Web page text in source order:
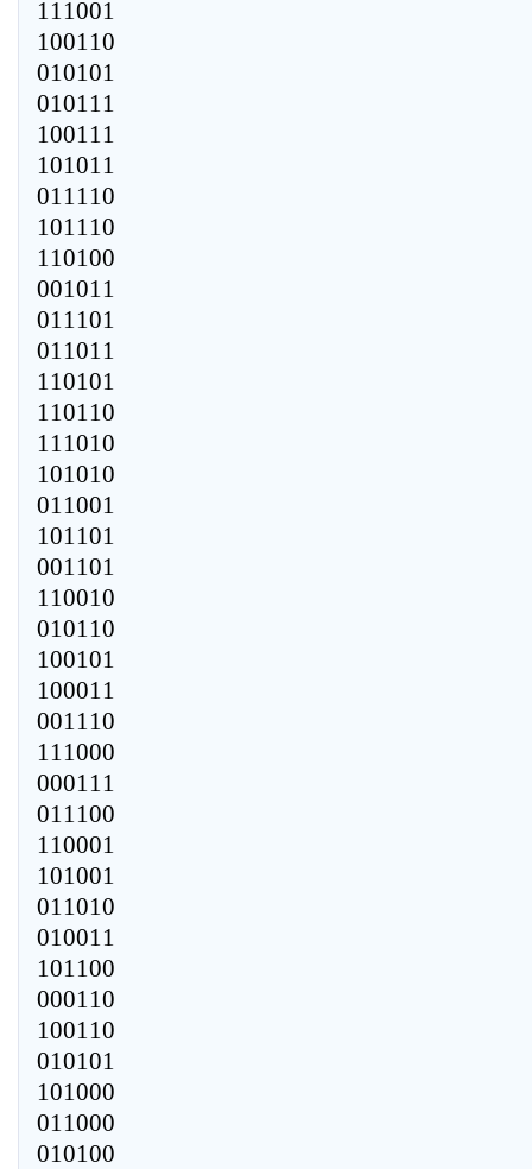
111001
100110
010101
010111
100111
101011
011110
101110
110100
001011
011101
011011
110101
110110
111010
101010
011001
101101
001101
110010
010110
100101
100011
001110
111000
000111
011100
110001
101001
011010
010011
101100
000110
100110
010101
101000
011000
010100